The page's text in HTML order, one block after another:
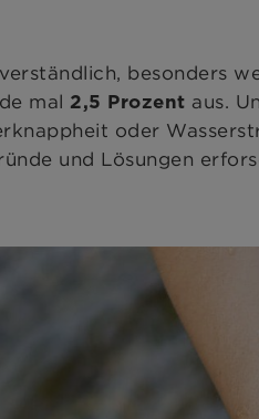
besonders
mal 2,5 Prozent aus.
oder
und Lösungen